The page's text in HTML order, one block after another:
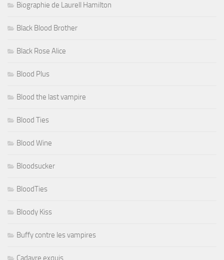
Biographie de Laurell Hamilton
Black Blood Brother
Black Rose Alice
Blood Plus
Blood the last vampire
Blood Ties
Blood Wine
Bloodsucker
BloodTies
Bloody Kiss
Buffy contre les vampires